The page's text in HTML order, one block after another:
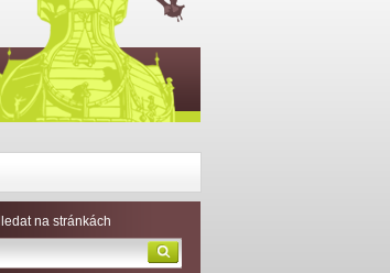
na stránkách